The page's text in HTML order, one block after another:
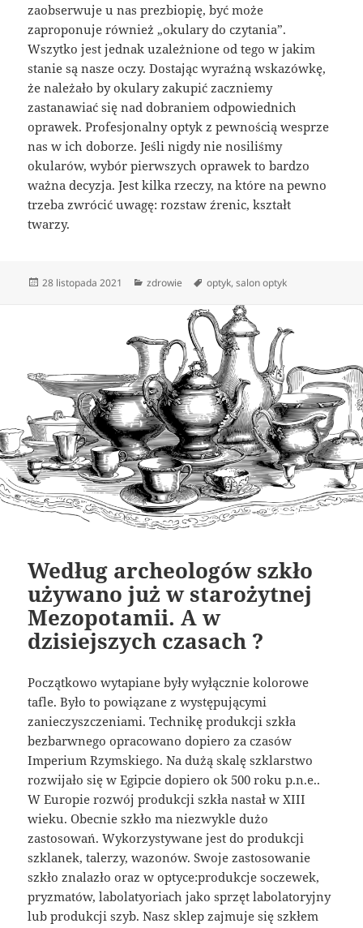
zaobserwuje u nas prezbiopię, być może
zaproponuje również „okulary do czytania”.
Wszytko jest jednak uzależnione od tego w jakim
stanie są nasze oczy. Dostając wyraźną wskazówkę,
że należało by okulary zakupić zaczniemy
zastanawiać się nad dobraniem odpowiednich
oprawek. Profesjonalny optyk z pewnością wesprze
nas w ich doborze. Jeśli nigdy nie nosiliśmy
okularów, wybór pierwszych oprawek to bardzo
ważna decyzja. Jest kilka rzeczy, na które na pewno
trzeba zwrócić uwagę: rozstaw źrenic, kształt
twarzy.
Data
28 listopada 2021 Kategorie
zdrowie Tagi
optyk,salon optyk
Według archeologów szkło
używano już w starożytnej
Mezopotamii. A w
dzisiejszych czasach ?
Początkowo wytapiane były wyłącznie kolorowe
tafle. Było to powiązane z występującymi
zanieczyszczeniami. Technikę produkcji szkła
bezbarwnego opracowano dopiero za czasów
Imperium Rzymskiego. Na dużą skalę szklarstwo
rozwijało się w Egipcie dopiero ok 500 roku p.n.e..
W Europie rozwój produkcji szkła nastał w XIII
wieku. Obecnie szkło ma niezwykle dużo
zastosowań. Wykorzystywane jest do produkcji
szklanek, talerzy, wazonów. Swoje zastosowanie
szkło znalazło oraz w optyce:produkcje soczewek,
pryzmatów, labolatyoriach jako sprzęt labolatoryjny
lub produkcji szyb. Nasz sklep zajmuje się szkłem